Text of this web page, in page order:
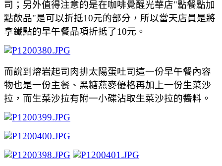
司；另外值得注意的是在咖啡覺醒光華店"點餐點加
點飲品"是可以折抵10元的部分，所以當天店員是將
拿鐵點的早午餐品項折抵了10元。
而說到熔岩起司肉排太陽蛋吐司這一份早午餐內容
物也是一份主餐、黑糖燕麥優格再加上一份生菜沙
拉，而生菜沙拉有附一小碟沾取生菜沙拉的醬料。